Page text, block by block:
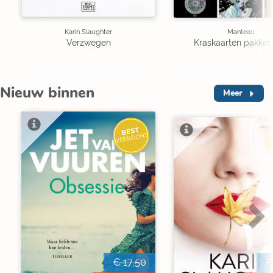
Karin Slaughter
Verzwegen
Manteau
Kraskaarten pakket
Nieuw binnen Meer
BEST
VERKOCHT
€ 17,50